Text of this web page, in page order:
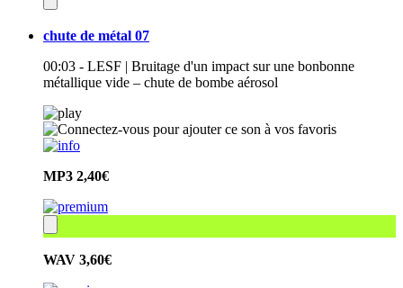
chute de métal 07
00:03 - LESF | Bruitage d'un impact sur une bonbonne
métallique vide – chute de bombe aérosol
MP3 2,40€
WAV 3,60€